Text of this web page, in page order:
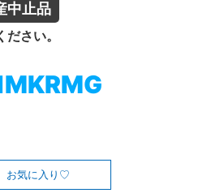
止品
さい。
お気に入り